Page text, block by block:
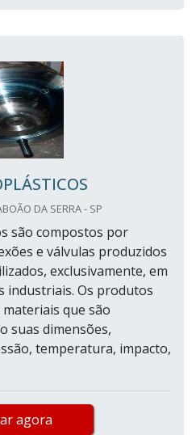
DA SERRA - SP
são compostos por
e válvulas produzidos
exclusivamente, em
industriais. Os produtos
que são
suas dimensões,
temperatura, impacto,
agora